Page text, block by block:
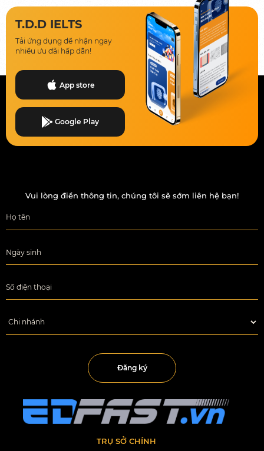
T.D.D IELTS
Tải ứng dụng để nhận ngay
nhiều ưu đãi hấp dẫn!
App store
Google Play
TRỤ SỞ CHÍNH
Vui lòng điền thông tin, chúng tôi sẽ sớm liên hệ bạn!
Đăng ký